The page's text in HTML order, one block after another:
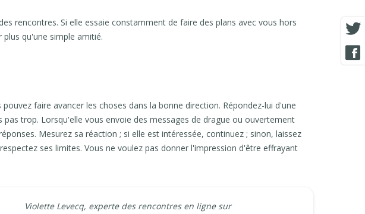
rencontres. Si elle essaie constamment de faire des plans avec vous hors
qu'une simple amitié.
faire avancer les choses dans la bonne direction. Répondez-lui d'une
trop. Lorsqu'elle vous envoie des messages de drague ou ouvertement
Mesurez sa réaction ; si elle est intéressée, continuez ; sinon, laissez
ses limites. Vous ne voulez pas donner l'impression d'être effrayant
Violette Levecq, experte des rencontres en ligne sur